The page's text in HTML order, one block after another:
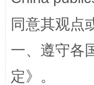
解纷+调解+退
同意其观点
一、遵守各
定》。